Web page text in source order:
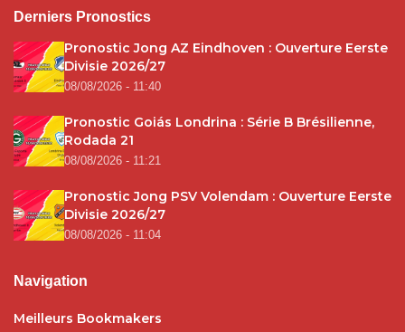
Derniers Pronostics
Pronostic Jong AZ Eindhoven : Ouverture Eerste
Divisie 2026/27
08/08/2026 - 11:40
Pronostic Goiás Londrina : Série B Brésilienne,
Rodada 21
08/08/2026 - 11:21
Pronostic Jong PSV Volendam : Ouverture Eerste
Divisie 2026/27
08/08/2026 - 11:04
Navigation
Meilleurs Bookmakers